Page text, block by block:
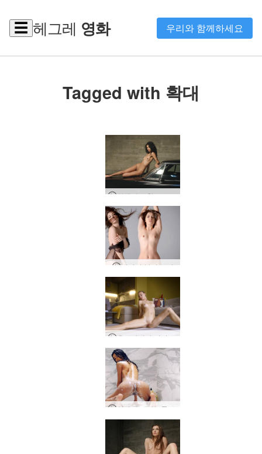
☰ 헤그레 영화 우리와 함께하세요
Tagged with 확대
안젤리크 핫로드 사진 촬영
리디아 뷰티 보라